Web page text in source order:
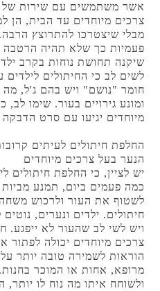
אשר משתמשים עם שירות של
צרכים מיוחדים עד הבית, הן
מבלי שיצטרכו להתרוצץ
פעמיות כך שלא תהיה הרטבה
שיקנה תחושת נוחות בקרב
לשים לב כי החיתולים
חומר "נושם" ויש בהם ג'ל,
ומונע גירויים בעור. שימו לב,
מיוחדים יגיעו עם סרט
החלפת חיתולים לעיתים
הנער בעל צרכים מיוחדים
יש לציין, כי החלפת חיתולים
כמה פעמים ביום, תמנע
לשטוף את העור ולרכוש
חיתולים. ילדים ונערים,
ויש לשי לב שהעור לא ייפגע.
צרכים מיוחדים יכולה לפתור
הוראות לשמירה טובה יותר
מרופא, אחות או המוכר
ולשוחח איתו מה נוח לו יותר,